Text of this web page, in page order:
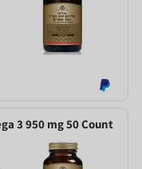
Solgar Solgar Omega 3 950 mg 50 Count